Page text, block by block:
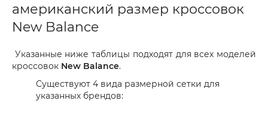
американский размер кроссовок
New Balance
Указанные ниже таблицы подходят для всех моделей
кроссовок New Balance.
Существуют 4 вида размерной сетки для
указанных брендов: